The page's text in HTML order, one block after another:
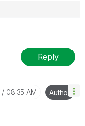
Reply
08:35 AM Author